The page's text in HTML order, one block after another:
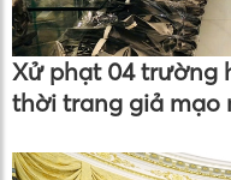
Xử phạt 04 trường
thời trang giả mạo